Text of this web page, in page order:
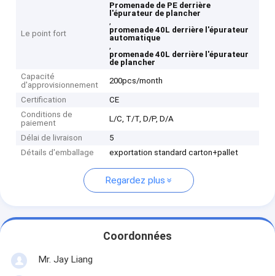
Le point fort
Promenade de PE derrière
l'épurateur de plancher
,
promenade 40L derrière l'épurateur
automatique
,
promenade 40L derrière l'épurateur
de plancher
Capacité
d'approvisionnement
200pcs/month
Certification
CE
Conditions de
paiement
L/C, T/T, D/P, D/A
Délai de livraison
5
Détails d'emballage
exportation standard carton+pallet
Regardez plus
Coordonnées
Mr. Jay Liang